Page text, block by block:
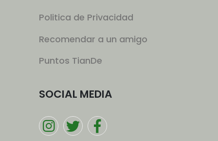
Politica de Privacidad
Recomendar a un amigo
Puntos TianDe
SOCIAL MEDIA